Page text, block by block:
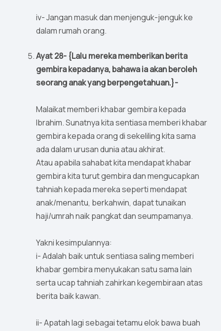
iv- Jangan masuk dan menjenguk-jenguk ke
dalam rumah orang.
Ayat 28- {Lalu mereka memberikan berita
gembira kepadanya, bahawa ia akan beroleh
seorang anak yang berpengetahuan.}-
Malaikat memberi khabar gembira kepada
Ibrahim. Sunatnya kita sentiasa memberi khabar
gembira kepada orang di sekeliling kita sama
ada dalam urusan dunia atau akhirat.
Atau apabila sahabat kita mendapat khabar
gembira kita turut gembira dan mengucapkan
tahniah kepada mereka seperti mendapat
anak/menantu, berkahwin, dapat tunaikan
haji/umrah naik pangkat dan seumpamanya.
Yakni kesimpulannya:
i- Adalah baik untuk sentiasa saling memberi
khabar gembira menyukakan satu sama lain
serta ucap tahniah zahirkan kegembiraan atas
berita baik kawan.
ii- Apatah lagi sebagai tetamu elok bawa buah